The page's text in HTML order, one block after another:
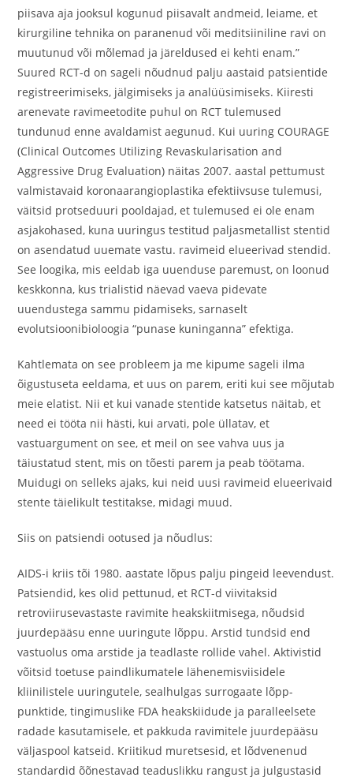
piisava aja jooksul kogunud piisavalt andmeid, leiame, et
kirurgiline tehnika on paranenud või meditsiiniline ravi on
muutunud või mõlemad ja järeldused ei kehti enam.”
Suured RCT-d on sageli nõudnud palju aastaid patsientide
registreerimiseks, jälgimiseks ja analüüsimiseks. Kiiresti
arenevate ravimeetodite puhul on RCT tulemused
tundunud enne avaldamist aegunud. Kui uuring COURAGE
(Clinical Outcomes Utilizing Revaskularisation and
Aggressive Drug Evaluation) näitas 2007. aastal pettumust
valmistavaid koronaarangioplastika efektiivsuse tulemusi,
väitsid protseduuri pooldajad, et tulemused ei ole enam
asjakohased, kuna uuringus testitud paljasmetallist stentid
on asendatud uuemate vastu. ravimeid elueerivad stendid.
See loogika, mis eeldab iga uuenduse paremust, on loonud
keskkonna, kus trialistid näevad vaeva pidevate
uuendustega sammu pidamiseks, sarnaselt
evolutsioonibioloogia “punase kuninganna” efektiga.
Kahtlemata on see probleem ja me kipume sageli ilma
õigustuseta eeldama, et uus on parem, eriti kui see mõjutab
meie elatist. Nii et kui vanade stentide katsetus näitab, et
need ei tööta nii hästi, kui arvati, pole üllatav, et
vastuargument on see, et meil on see vahva uus ja
täiustatud stent, mis on tõesti parem ja peab töötama.
Muidugi on selleks ajaks, kui neid uusi ravimeid elueerivaid
stente täielikult testitakse, midagi muud.
Siis on patsiendi ootused ja nõudlus:
AIDS-i kriis tõi 1980. aastate lõpus palju pingeid leevendust.
Patsiendid, kes olid pettunud, et RCT-d viivitaksid
retroviirusevastaste ravimite heakskiitmisega, nõudsid
juurdepääsu enne uuringute lõppu. Arstid tundsid end
vastuolus oma arstide ja teadlaste rollide vahel. Aktivistid
võitsid toetuse paindlikumatele lähenemisviisidele
kliinilistele uuringutele, sealhulgas surrogaate lõpp-
punktide, tingimuslike FDA heakskiidude ja paralleelsete
radade kasutamisele, et pakkuda ravimitele juurdepääsu
väljaspool katseid. Kriitikud muretsesid, et lõdvenenud
standardid õõnestavad teaduslikku rangust ja julgustasid